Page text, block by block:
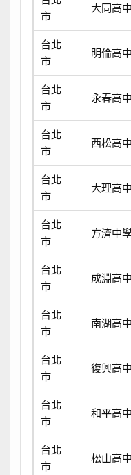
市
大同高中
台北
市
明倫高中
台北
市
永春高中
台北
市
西松高中
台北
市
大理高中
台北
市
方濟中
台北
市
成淵高中
台北
市
南湖高中
台北
市
復興高中
台北
市
和平高中
台北
市
松山高中